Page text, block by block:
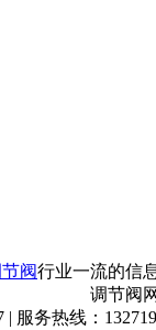
阀行业一流的信
调节阀
| 服务热线：